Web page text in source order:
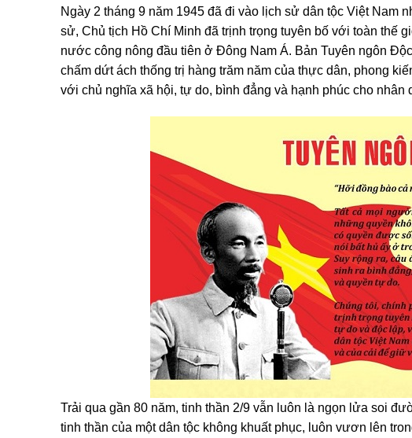
Ngày 2 tháng 9 năm 1945 đã đi vào lịch sử dân tộc Việt Nam
sử, Chủ tịch Hồ Chí Minh đã trịnh trọng tuyên bố với toàn thế
nước công nông đầu tiên ở Đông Nam Á. Bản Tuyên ngôn
chấm dứt ách thống trị hàng trăm năm của thực dân, phong
với chủ nghĩa xã hội, tự do, bình đẳng và hạnh phúc cho nhân
Trải qua gần 80 năm, tinh thần 2/9 vẫn luôn là ngọn lửa soi
tinh thần của một dân tộc không khuất phục, luôn vươn lên